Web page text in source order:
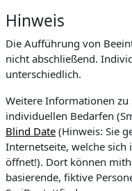
Hinweis
Die Aufführung von
nicht abschließend.
unterschiedlich.
Weitere Informationen
individuellen Bedarfen
Blind Date (Hinweis: Sie
Internetseite, welche sich
öffnet!). Dort können
basierende, fiktive